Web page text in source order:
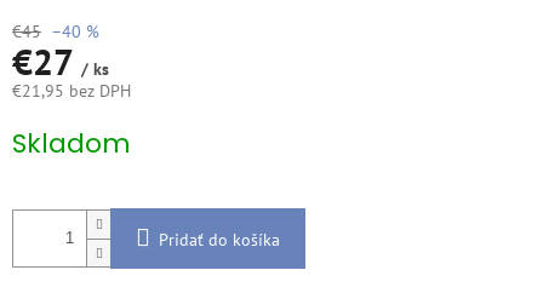
€45 –40 %
€27 / ks
€21,95 bez DPH
cena:
Skladom
Pridať do košíka